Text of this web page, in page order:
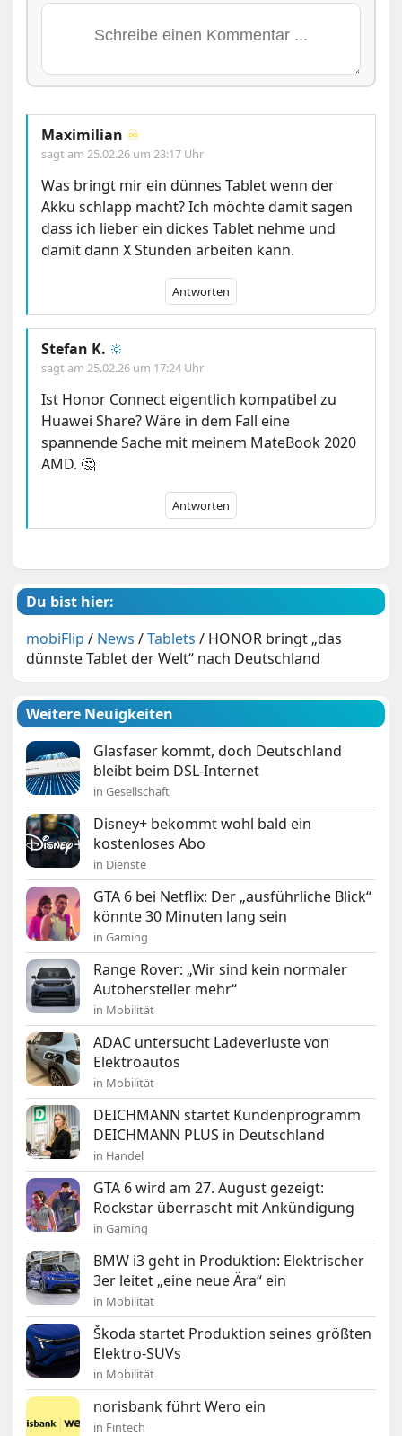
Maximilian ♾️
sagt am25.02.26 um 23:17 Uhr
Was bringt mir ein dünnes Tablet wenn der
Akku schlapp macht? Ich möchte damit sagen
dass ich lieber ein dickes Tablet nehme und
damit dann X Stunden arbeiten kann.
Antworten
Stefan K. 🔆
sagt am25.02.26 um 17:24 Uhr
Ist Honor Connect eigentlich kompatibel zu
Huawei Share? Wäre in dem Fall eine
spannende Sache mit meinem MateBook 2020
AMD. 🤔
Antworten
Du bist hier:
mobiFlip / News /Tablets / HONOR bringt „das
dünnste Tablet der Welt“ nach Deutschland
Weitere Neuigkeiten
Glasfaser kommt, doch Deutschland
bleibt beim DSL-Internet
in Gesellschaft
Disney+ bekommt wohl bald ein
kostenloses Abo
in Dienste
GTA 6 bei Netflix: Der „ausführliche Blick“
könnte 30 Minuten lang sein
in Gaming
Range Rover: „Wir sind kein normaler
Autohersteller mehr“
in Mobilität
ADAC untersucht Ladeverluste von
Elektroautos
in Mobilität
DEICHMANN startet Kundenprogramm
DEICHMANN PLUS in Deutschland
in Handel
GTA 6 wird am 27. August gezeigt:
Rockstar überrascht mit Ankündigung
in Gaming
BMW i3 geht in Produktion: Elektrischer
3er leitet „eine neue Ära“ ein
in Mobilität
Škoda startet Produktion seines größten
Elektro-SUVs
in Mobilität
norisbank führt Wero ein
in Fintech